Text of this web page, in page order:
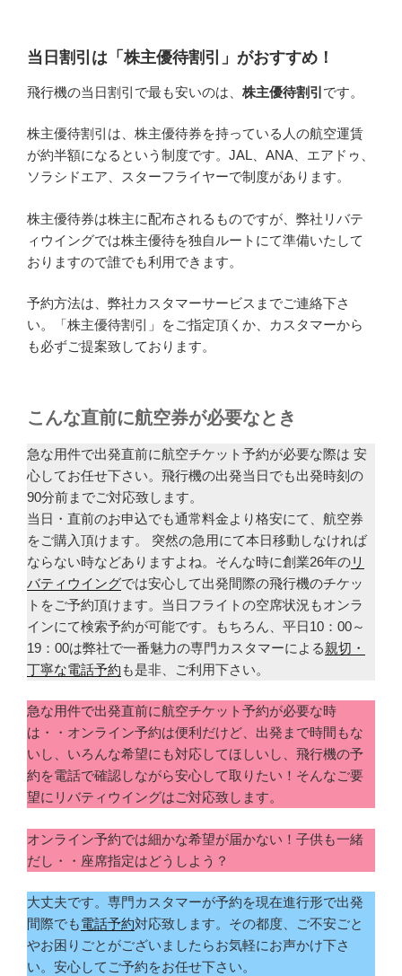
当日割引は「株主優待割引」がおすすめ！
飛行機の当日割引で最も安いのは、 株主優待割引 です。
株主優待割引は、株主優待券を持っている人の航空運賃
が約半額になるという制度です。JAL、ANA、エアドゥ、
ソラシドエア、スターフライヤーで制度があります。
株主優待券は株主に配布されるものですが、弊社リバテ
ィウイングでは株主優待を独自ルートにて準備いたして
おりますので誰でも利用できます。
予約方法は、弊社カスタマーサービスまでご連絡下さ
い。「株主優待割引」をご指定頂くか、カスタマーから
も必ずご提案致しております。
こんな直前に航空券が必要なとき
急な用件で出発直前に航空チケット予約が必要な際は 安
心してお任せ下さい。飛行機の出発当日でも出発時刻の
90分前までご対応致します。
当日・直前のお申込でも通常料金より格安にて、航空券
をご購入頂けます。 突然の急用にて本日移動しなければ
ならない時などありますよね。そんな時に創業26年のリ
バティウイングでは安心して出発間際の飛行機のチケッ
トをご予約頂けます。当日フライトの空席状況もオンラ
インにて検索予約が可能です。もちろん、平日10：00～
19：00は弊社で一番魅力の専門カスタマーによる親切・
丁寧な電話予約 も是非、ご利用下さい。
急な用件で出発直前に航空チケット予約が必要な時
は・・オンライン予約は便利だけど、出発まで時間もな
いし、いろんな希望にも対応してほしいし、飛行機の予
約を電話で確認しながら安心して取りたい！そんなご要
望にリバティウイングはご対応致します。
オンライン予約では細かな希望が届かない！子供も一緒
だし・・座席指定はどうしよう？
大丈夫です。専門カスタマーが予約を現在進行形で出発
間際でも電話予約対応致します。その都度、ご不安ごと
やお困りごとがございましたらお気軽にお声かけ下さ
い。安心してご予約をお任せ下さい。